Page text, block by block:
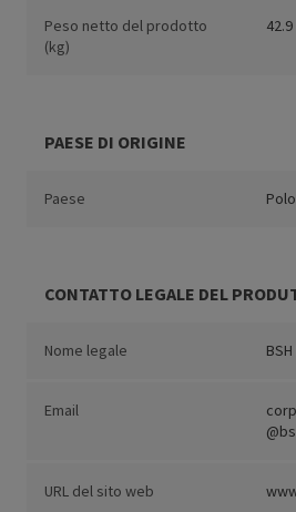
Peso netto del prodotto
(kg)
42.9
PAESE DI ORIGINE
Paese
CONTATTO LEGALE DEL
Nome legale
Email
URL del sito web